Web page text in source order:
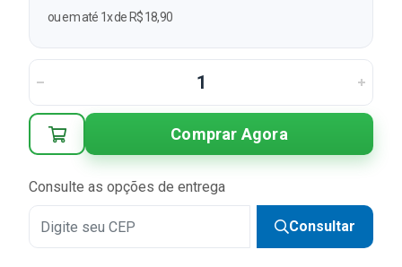
ou em até 1x de R$ 18,90
Comprar Agora
Consulte as opções de entrega
Consultar